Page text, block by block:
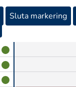
Sluta markering